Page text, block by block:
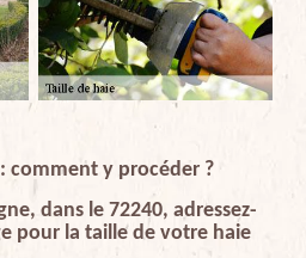
comment y procéder ?
dans le 72240, adressez-
pour la taille de votre haie